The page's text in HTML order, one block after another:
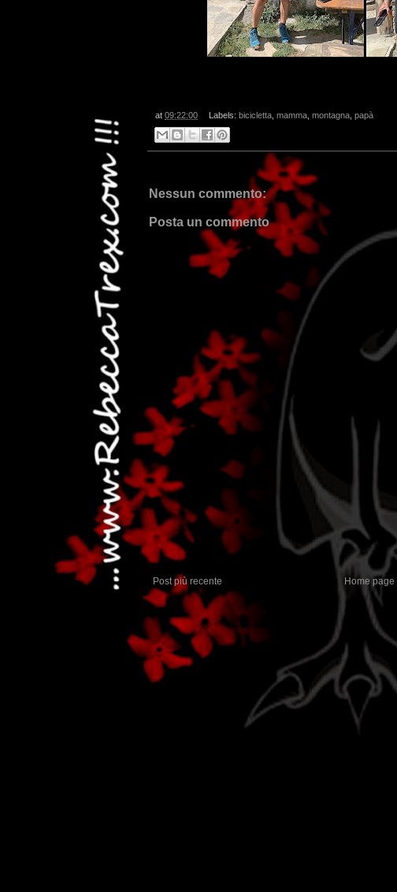
at 09:22:00 Labels: bicicletta, mamma, montagna, papà
Nessun commento:
Posta un commento
Post più recente Home page